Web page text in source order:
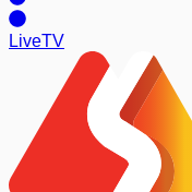
LiveTV